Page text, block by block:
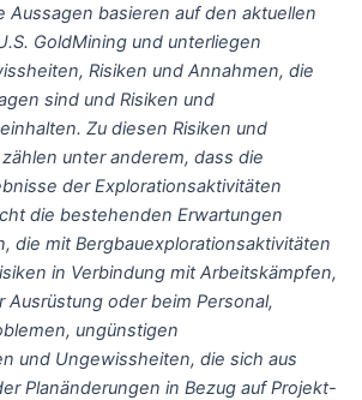
Aussagen basieren auf den aktuellen
GoldMining und unterliegen
Risiken und Annahmen, die
sind und Risiken und
Zu diesen Risiken und
unter anderem, dass die
der Explorationsaktivitäten
die bestehenden Erwartungen
die mit Bergbauexplorationsaktivitäten
in Verbindung mit Arbeitskämpfen,
Ausrüstung oder beim Personal,
ungünstigen
und Ungewissheiten, die sich aus
Planänderungen in Bezug auf Projekt-